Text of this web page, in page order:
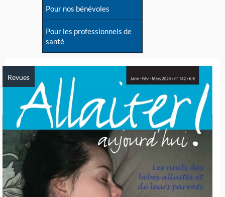
Pour nos bénévoles
Pour les professionnels de
santé
Revues